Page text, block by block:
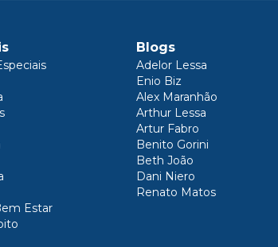
Estar
Blogs
Adelor Lessa
Enio Biz
Alex Maranhão
Arthur Lessa
Artur Fabro
Benito Gorini
Beth João
Dani Niero
Renato Matos